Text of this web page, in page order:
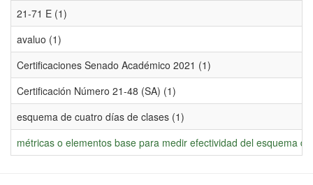
21-71 E (1)
avaluo (1)
Certificaciones Senado Académico 2021 (1)
Certificación Número 21-48 (SA) (1)
esquema de cuatro días de clases (1)
métricas o elementos base para medir efectividad del esquema